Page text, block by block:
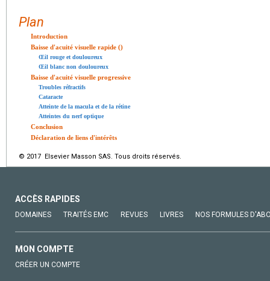
Plan
Introduction
Baisse d'acuité visuelle rapide ()
Œil rouge et douloureux
Œil blanc non douloureux
Baisse d'acuité visuelle progressive
Troubles réfractifs
Cataracte
Atteinte de la macula et de la rétine
Atteintes du nerf optique
Conclusion
Déclaration de liens d'intérêts
© 2017 Elsevier Masson SAS. Tous droits réservés.
ACCÈS RAPIDES
DOMAINES TRAITÉS EMC REVUES LIVRES NOS FORMULES
MON COMPTE
CRÉER UN COMPTE